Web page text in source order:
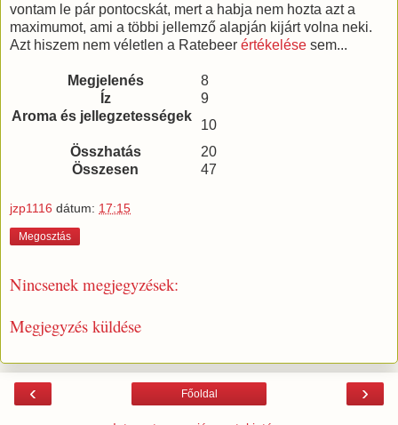
vontam le pár pontocskát, mert a habja nem hozta azt a
maximumot, ami a többi jellemző alapján kijárt volna neki.
Azt hiszem nem véletlen a Ratebeer értékelése sem...
Megjelenés
8
Íz
9
Aroma és jellegzetességek
10
Összhatás
20
Összesen
47
jzp1116 dátum: 17:15
Megosztás
Nincsenek megjegyzések:
Megjegyzés küldése
‹ ›
Főoldal